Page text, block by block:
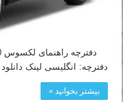
دفترچه: انگلیسی لینک دانلود
بیشتر بخوانید »